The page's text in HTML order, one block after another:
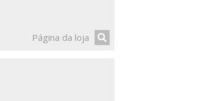
Página da loja